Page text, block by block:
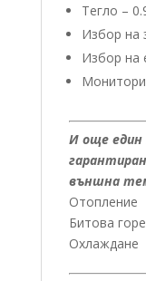
Тегло –
Избор на
Избор на
И още един
външна
Отопление
Битова
Охлаждане